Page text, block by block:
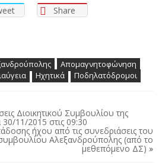
Share
Απομαγνητοφώνηση
Ηχητικά Ποδηλατόδρομοι
Διοικητικού Συμβουλίου της
11/2015 στις 09:30
ήχου από τις συνεδριάσεις του
Αλεξανδρούπολης (από το
μεθεπόμενο ΔΣ) »